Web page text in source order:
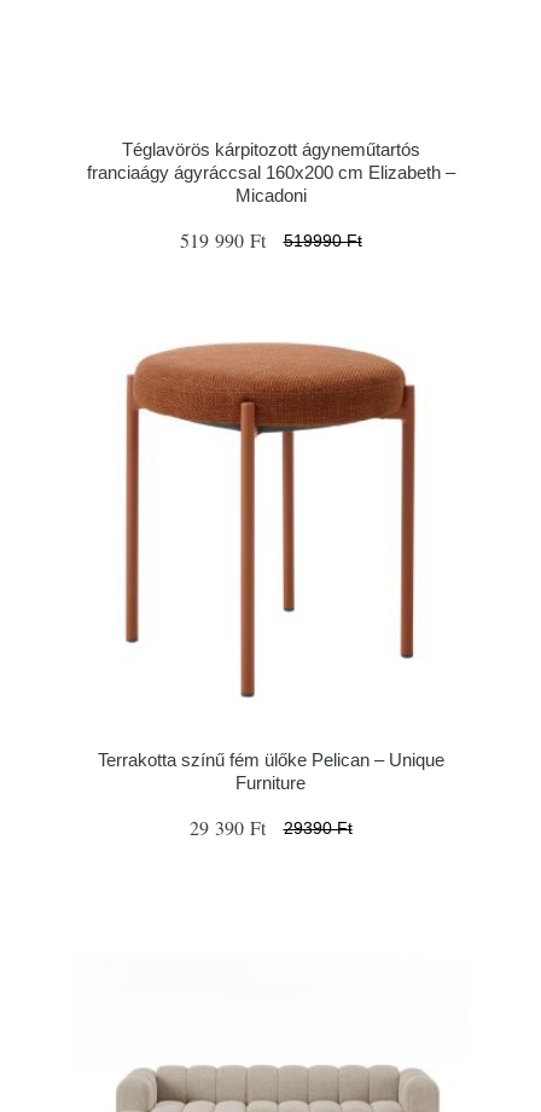
Téglavörös kárpitozott ágyneműtartós
franciaágy ágyráccsal 160x200 cm Elizabeth –
Micadoni
519 990 Ft 519990 Ft
Terrakotta színű fém ülőke Pelican – Unique
Furniture
29 390 Ft 29390 Ft